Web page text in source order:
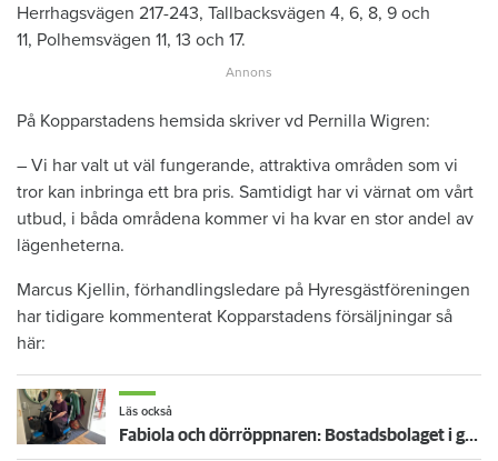
Herrhagsvägen 217-243, Tallbacksvägen 4, 6, 8, 9 och
11, Polhemsvägen 11, 13 och 17.
På Kopparstadens hemsida skriver vd Pernilla Wigren:
– Vi har valt ut väl fungerande, attraktiva områden som vi
tror kan inbringa ett bra pris. Samtidigt har vi värnat om vårt
utbud, i båda områdena kommer vi ha kvar en stor andel av
lägenheterna.
Marcus Kjellin, förhandlingsledare på Hyresgästföreningen
har tidigare kommenterat Kopparstadens försäljningar så
här:
Läs också
Fabiola och dörröppnaren: Bostadsbolaget i grannkommunen får tummen upp av DHR